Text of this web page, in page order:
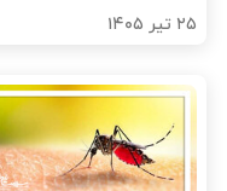
۲۵ تیر ۱۴۰۵